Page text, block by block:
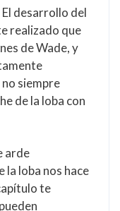
desarrollo del
realizado que
de Wade, y
siempre
de la loba con
arde
la loba nos hace
te